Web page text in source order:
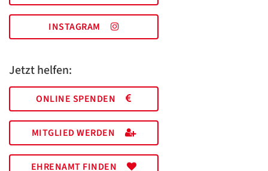
INSTAGRAM
Jetzt helfen:
ONLINE SPENDEN
MITGLIED WERDEN
EHRENAMT FINDEN